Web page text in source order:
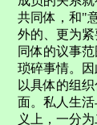
共同体，和"
外的、更为
同体的议事
琐碎事情。
以具体的组
面。私人生
义上，一分为